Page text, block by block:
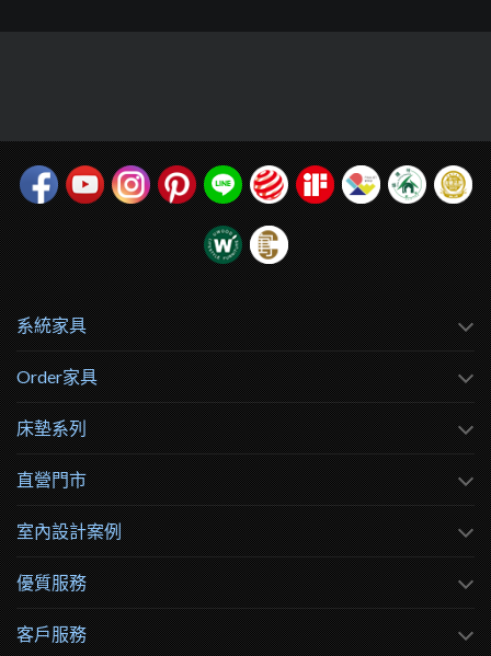
系統家具
Order家具
床墊系列
直營門市
室內設計案例
優質服務
客戶服務